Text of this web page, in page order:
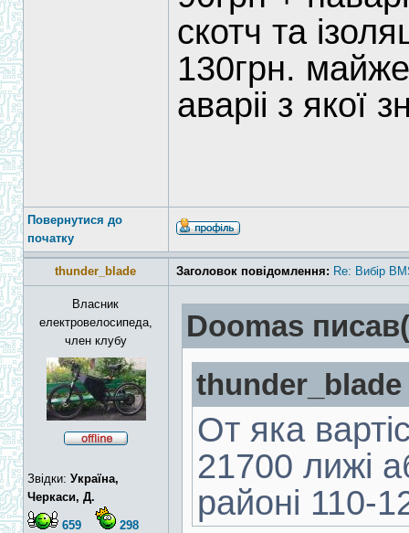
скотч та
130грн.
аваріі з якої
Повернутися до
початку
thunder_blade Заголовок повідомлення: Re: Вибір
Власник
електровелосипеда,
член клубу
Звідки: Україна,
Черкаси, Д.
659
298
Doomas
От яка
21700 лижі
районі 110-